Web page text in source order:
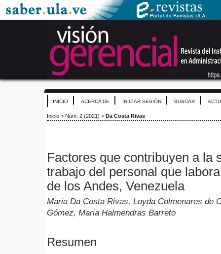
INICIO ACERCA DE INICIAR SESIÓN BUSCAR
Inicio > Núm. 2 (2021) > Da Costa Rivas
Factores que contribuyen a la
trabajo del personal que
de los Andes, Venezuela
Maria Da Costa Rivas, Loyda Colmenares de
Gómez, Maria Halmendras Barreto
Resumen